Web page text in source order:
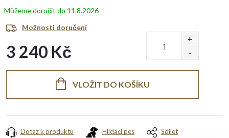
11.8.2026
Možnosti doručení
3 240 Kč
VLOŽIT DO KOŠÍKU
Dotaz k produktu Hlídací pes Sdílet